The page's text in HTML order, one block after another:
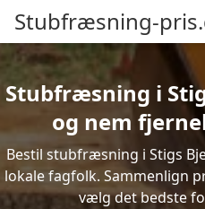
Stubfræsning-
Stubfræsning i
og nem
Bestil stubfræsning i Stigs
lokale fagfolk. Sammenlign
vælg det bedste